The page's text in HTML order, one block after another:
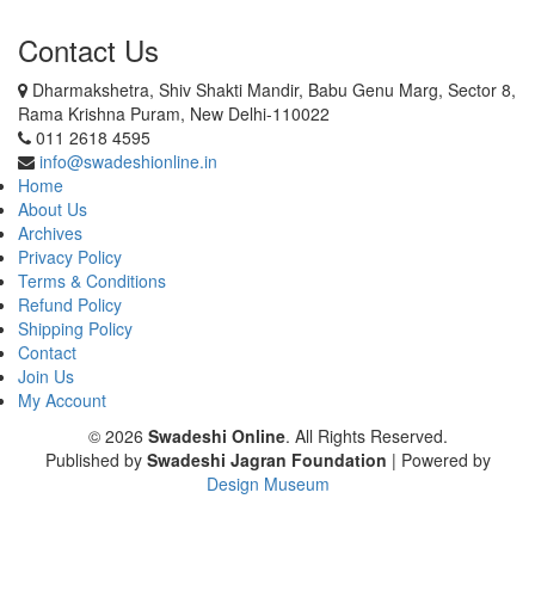
Contact Us
Dharmakshetra, Shiv Shakti Mandir, Babu Genu Marg, Sector 8,
Rama Krishna Puram, New Delhi-110022
011 2618 4595
info@swadeshionline.in
Home
About Us
Archives
Privacy Policy
Terms & Conditions
Refund Policy
Shipping Policy
Contact
Join Us
My Account
© 2026 Swadeshi Online. All Rights Reserved.
Published by Swadeshi Jagran Foundation | Powered by
Design Museum